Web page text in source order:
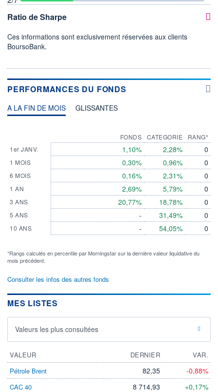
Ratio de Sharpe
Ces informations sont exclusivement réservées aux clients
BoursoBank.
PERFORMANCES DU FONDS
A LA FIN DE MOIS GLISSANTES
1er JANV.
1 MOIS
6 MOIS
1 AN
3 ANS
5 ANS
10 ANS
FONDS
1,10%
0,30%
0,16%
2,69%
20,77%
-
-
CATEGORIE
2,28%
0,96%
2,31%
5,79%
18,78%
31,49%
54,05%
RANG*
0
0
0
0
0
0
0
*Rangs calculés en percentile par Morningstar sur la dernière valeur liquidative du
mois précédent.
Consulter les infos des autres fonds
MES LISTES
Valeurs les plus consultées
VALEUR DERNIER
VAR.
Pétrole Brent
82,35 -0,88%
CAC 40 8 714,93 +0,17%